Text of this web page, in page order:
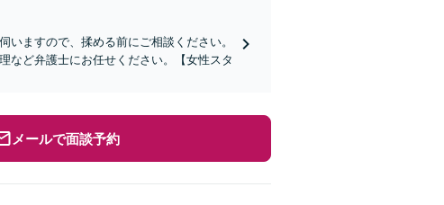
ますので、揉める前にご相談ください。
など弁護士にお任せください。【女性スタ
メールで面談予約